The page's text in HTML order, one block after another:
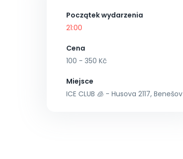
Początek wydarzenia
21:00
Cena
100 - 350 Kč
Miejsce
ICE CLUB 🧊 - Husova 2117, Benešov